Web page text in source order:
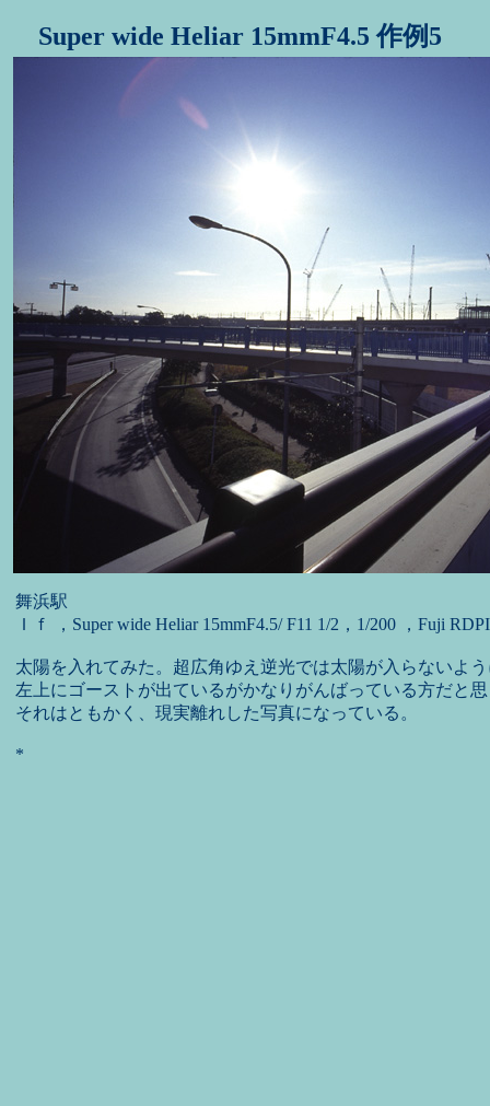
Super wide Heliar 15mmF4.5 作例5
舞浜駅
Ｉｆ ，Super wide Heliar 15mmF4.5/ F11 1/2，1/200 ，Fuji
太陽を入れてみた。超広角ゆえ逆光では太陽が入らないよ
左上にゴーストが出ているがかなりがんばっている方だと
それはともかく、現実離れした写真になっている。
*